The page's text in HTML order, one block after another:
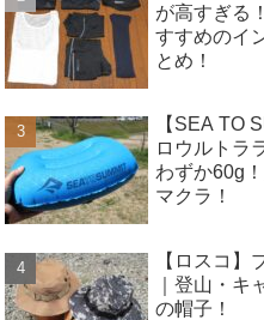
が高すぎる
すすめのイ
とめ！
【SEA TO
ロウルトラ
わずか60g
マクラ！
【ロスコ】
｜登山・キ
の帽子！